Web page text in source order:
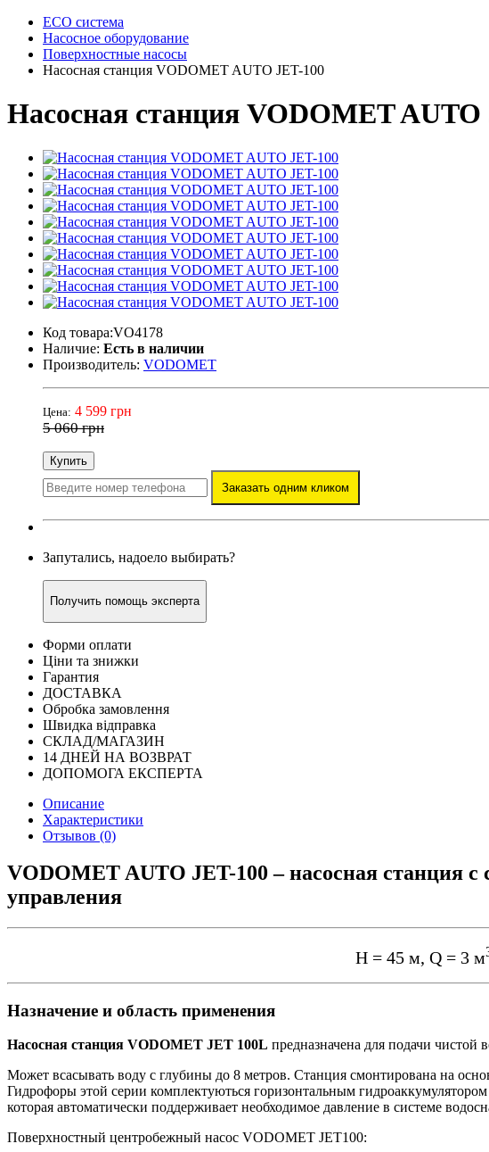
ECO система
Насосное оборудование
Поверхностные насосы
Насосная станция VODOMET AUTO JET-100
Насосная станция VODOMET AUTO
Код товара:VO4178
Наличие: Есть в наличии
Производитель: VODOMET
Цена: 4 599 грн
5 060 грн
Купить
Заказать одним кликом
Запутались, надоело выбирать?
Получить помощь эксперта
Форми оплати
Ціни та знижки
Гарантия
ДОСТАВКА
Обробка замовлення
Швидка відправка
СКЛАД/МАГАЗИН
14 ДНЕЙ НА ВОЗВРАТ
ДОПОМОГА ЕКСПЕРТА
Описание
Характеристики
Отзывов (0)
VODOMET AUTO JET-100 – насосная станция
управления
Н = 45 м, Q = 3 м
Назначение и область применения
Насосная станция VODOMET JET 100L предназначена для подачи чистой
Может всасывать воду с глубины до 8 метров. Станция смонтирована на
Гидрофоры этой серии комплектуються горизонтальным
которая автоматически поддерживает необходимое давление в системе
Поверхностный центробежный насос VODOMET JET100​: